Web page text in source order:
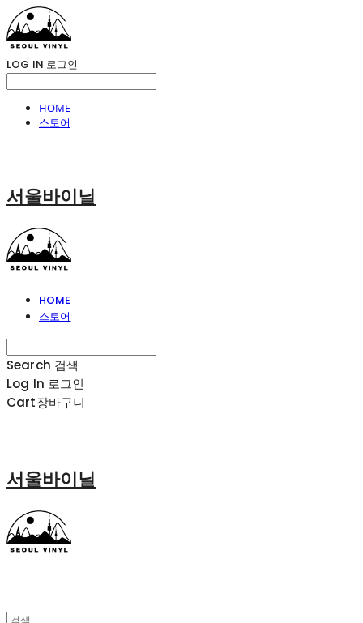
LOG IN 로그인
HOME
스토어
서울바이닐
HOME
스토어
Search 검색
Log In 로그인
Cart장바구니
서울바이닐